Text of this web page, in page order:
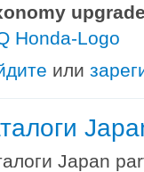
Honda-Logo
или
Japan